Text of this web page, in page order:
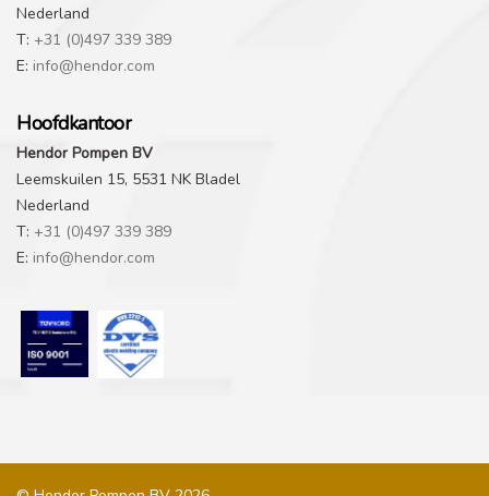
Nederland
T: +31 (0)497 339 389
E: info@hendor.com
Hoofdkantoor
Hendor Pompen BV
Leemskuilen 15, 5531 NK Bladel
Nederland
T: +31 (0)497 339 389
E: info@hendor.com